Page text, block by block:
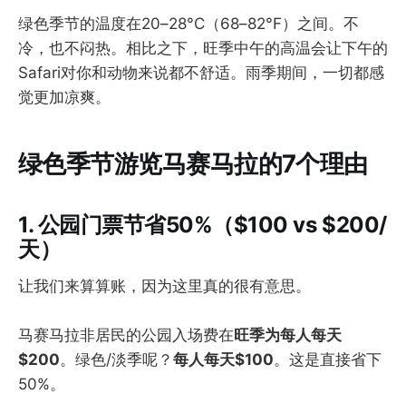
绿色季节的温度在20–28°C（68–82°F）之间。不
冷，也不闷热。相比之下，旺季中午的高温会让下午的
Safari对你和动物来说都不舒适。雨季期间，一切都感
觉更加凉爽。
绿色季节游览马赛马拉的7个理由
1. 公园门票节省50%（$100 vs $200/
天）
让我们来算算账，因为这里真的很有意思。
马赛马拉非居民的公园入场费在旺季为每人每天
$200。绿色/淡季呢？ 每人每天$100。这是直接省下
50%。